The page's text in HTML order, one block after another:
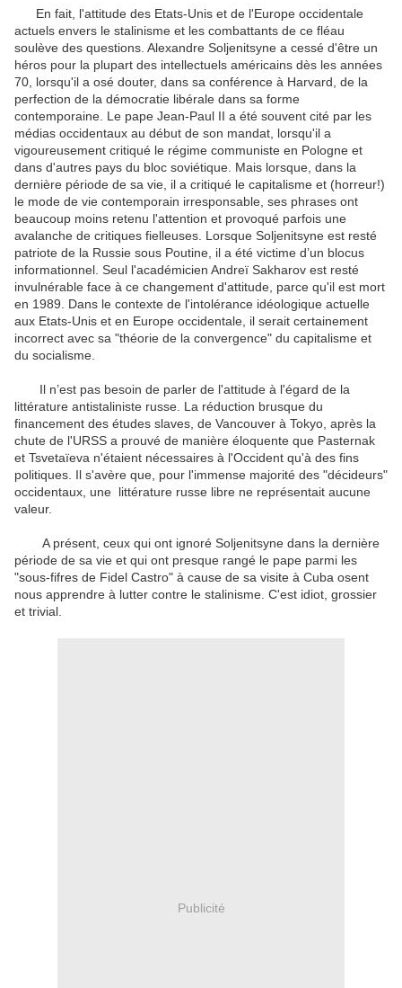
En fait, l'attitude des Etats-Unis et de l'Europe occidentale
actuels envers le stalinisme et les combattants de ce fléau
soulève des questions. Alexandre Soljenitsyne a cessé d'être un
héros pour la plupart des intellectuels américains dès les années
70, lorsqu'il a osé douter, dans sa conférence à Harvard, de la
perfection de la démocratie libérale dans sa forme
contemporaine. Le pape Jean-Paul II a été souvent cité par les
médias occidentaux au début de son mandat, lorsqu'il a
vigoureusement critiqué le régime communiste en Pologne et
dans d'autres pays du bloc soviétique. Mais lorsque, dans la
dernière période de sa vie, il a critiqué le capitalisme et (horreur!)
le mode de vie contemporain irresponsable, ses phrases ont
beaucoup moins retenu l'attention et provoqué parfois une
avalanche de critiques fielleuses. Lorsque Soljenitsyne est resté
patriote de la Russie sous Poutine, il a été victime d’un blocus
informationnel. Seul l'académicien Andreï Sakharov est resté
invulnérable face à ce changement d'attitude, parce qu'il est mort
en 1989. Dans le contexte de l'intolérance idéologique actuelle
aux Etats-Unis et en Europe occidentale, il serait certainement
incorrect avec sa "théorie de la convergence" du capitalisme et
du socialisme.
Il n’est pas besoin de parler de l'attitude à l'égard de la
littérature antistaliniste russe. La réduction brusque du
financement des études slaves, de Vancouver à Tokyo, après la
chute de l'URSS a prouvé de manière éloquente que Pasternak
et Tsvetaïeva n'étaient nécessaires à l'Occident qu'à des fins
politiques. Il s'avère que, pour l'immense majorité des "décideurs"
occidentaux, une littérature russe libre ne représentait aucune
valeur.
A présent, ceux qui ont ignoré Soljenitsyne dans la dernière
période de sa vie et qui ont presque rangé le pape parmi les
"sous-fifres de Fidel Castro" à cause de sa visite à Cuba osent
nous apprendre à lutter contre le stalinisme. C'est idiot, grossier
et trivial.
Publicité